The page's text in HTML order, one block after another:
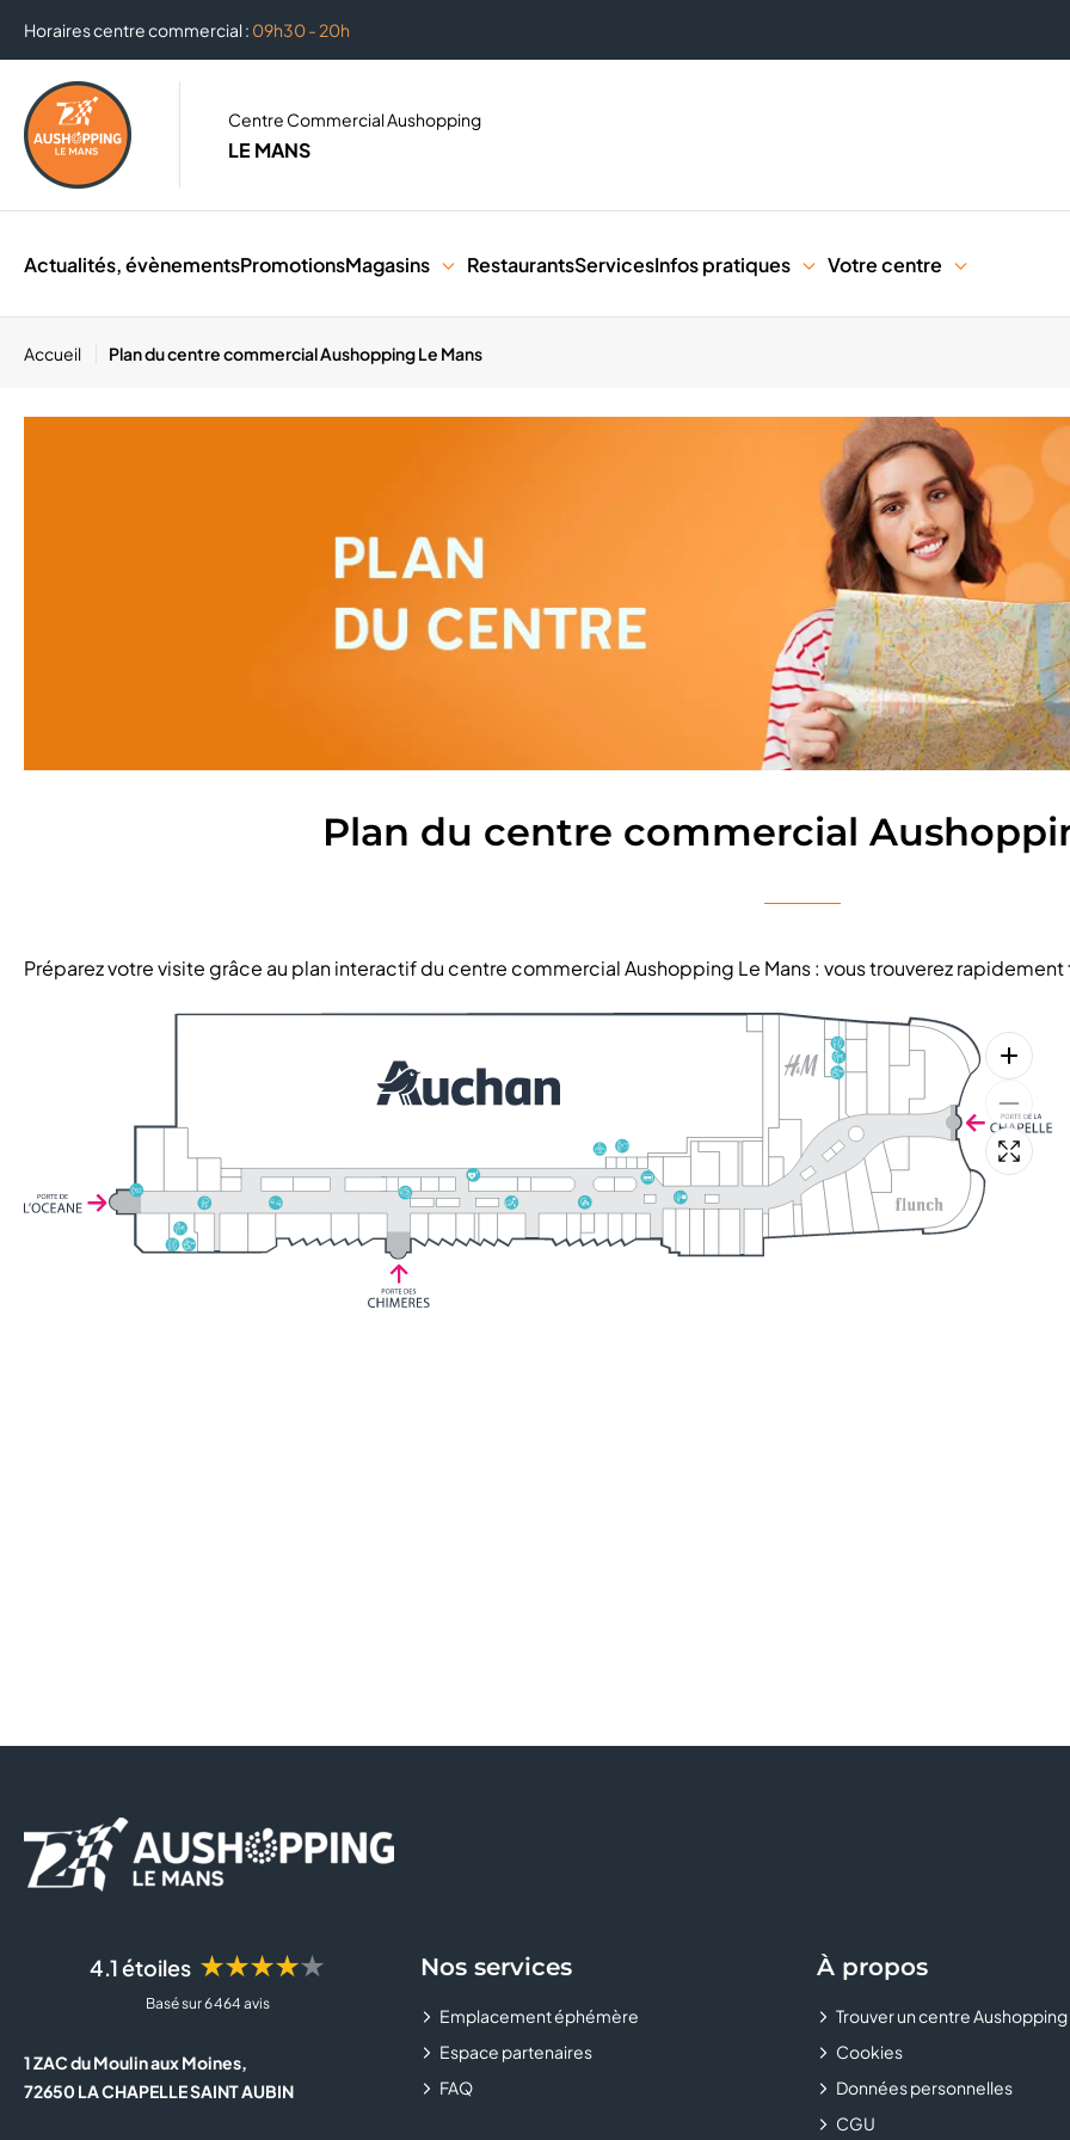
Horaires centre commercial : 09h30 - 20h
Centre Commercial Aushopping
LE MANS
Actualités, évènementsPromotionsMagasins RestaurantsServicesInfos pratiques Votre centre
Accueil Plan du centre commercial Aushopping Le Mans
Plan du centre commercial
Préparez votre visite grâce au plan interactif du centre commercial Aushopping Le Mans : vous trouverez
4.1 étoiles ★★★★★
Basé sur 6 464 avis
1 ZAC du Moulin aux Moines,
72650 LA CHAPELLE SAINT AUBIN
Nos services
Emplacement éphémère
Espace partenaires
FAQ
À propos
Trouver un centre Aushopping
Cookies
Données personnelles
CGU